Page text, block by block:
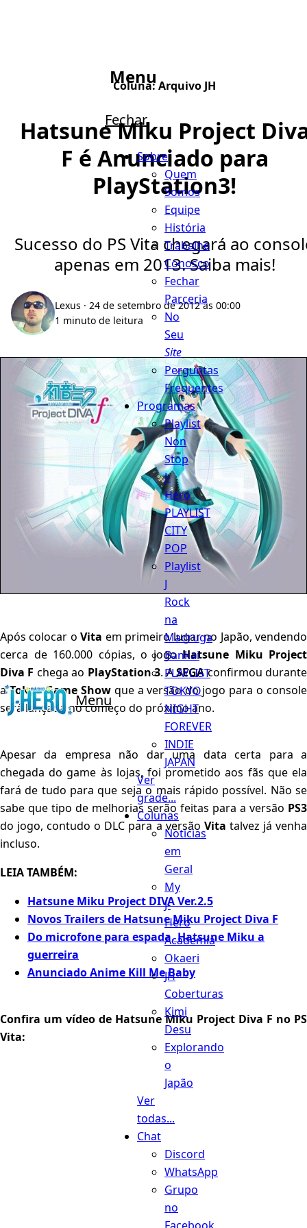
Menu
Menu
Fechar
Sobre
Quem
Somos
Equipe
História
Trabalhe
Conosco
Fechar
Parceria
No
Seu
Site
Perguntas
Frequentes
Programas
Playlist
Non
Stop
J-
Hero
PLAYLIST
CITY
POP
Playlist
J
Rock
na
Madruga
Bankai
PLAYLIST
TOKYO
NIGHT
FOREVER
INDIE
JAPAN
Ver
grade...
Colunas
Notícias
em
Geral
My
J-
Hero
Academia
Okaeri
JH
Coberturas
Kimi
Desu
Explorando
o
Japão
Ver
todas...
Chat
Discord
WhatsApp
Grupo
no
Coluna:Arquivo JH
Hatsune Miku Project
F é Anunciado para
PlayStation3!
Sucesso do PS Vita chegará ao
apenas em 2013. Saiba mais!
Lexus · 24 de setembro de 2012 às 00:00
1 minuto de leitura
Após colocar oVita em primeiro lugar no Japão, vendendo
cerca de 160.000 cópias, o jogoHatsune Miku Project
Diva F chega ao PlayStation 3. ASEGAconfirmou durante
aTokyo Game Showque a versão do jogo para o console
será lançada no começo do próximo ano.
Apesar da empresa não dar uma data certa para a
chegada do game às lojas, foi prometido aos fãs que ela
fará de tudo para que seja o mais rápido possível. Não se
sabe que tipo de melhorias serão feitas para a versão PS3
do jogo, contudo o DLC para a versão Vita talvez já venha
incluso.
LEIA TAMBÉM:
Hatsune Miku Project DIVA Ver.2.5
Novos Trailers de Hatsune Miku Project Diva F
Do microfone para espada, Hatsune Miku a
guerreira
Anunciado Anime Kill Me Baby
Confira um vídeo de Hatsune Miku Project Diva F no PS
Vita: